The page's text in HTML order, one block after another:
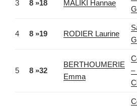
3 8 »18 MALIKI Hannae
4 8 »19 RODIER Laurine
5 8 »32
BERTHOUMERIE
Emma
–